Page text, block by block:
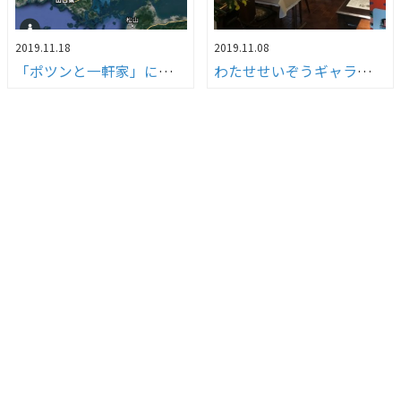
2019.11.18
「ポツンと一軒家」に故郷が登場！！
2019.11.08
わたせせいぞうギャラリー武庫之荘withダ・ヴィンチ」へ行ってきました！！